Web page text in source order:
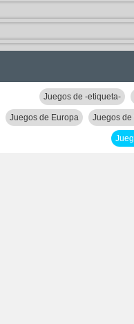
Juegos de -etiqueta-
Juegos de Europa Juegos de